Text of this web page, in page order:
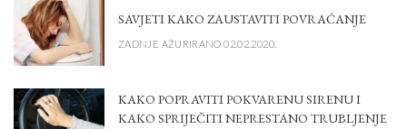
SAVJETI KAKO ZAUSTAVITI POVRAĆANJE
ZADNJE AŽURIRANO 02.02.2020.
KAKO POPRAVITI POKVARENU SIRENU I
KAKO SPRIJEČITI NEPRESTANO TRUBLJENJE